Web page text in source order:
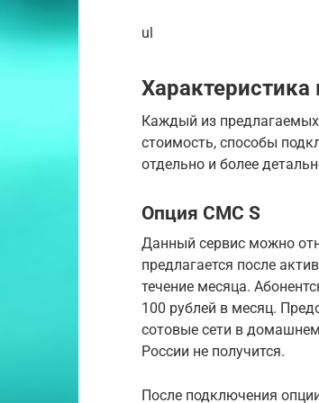
ul
Каждый из предлагаемых
стоимость, способы
отдельно и более
Опция СМС S
Данный сервис можно
предлагается после
течение месяца.
100 рублей в месяц.
сотовые сети в
России не получится.
После подключения